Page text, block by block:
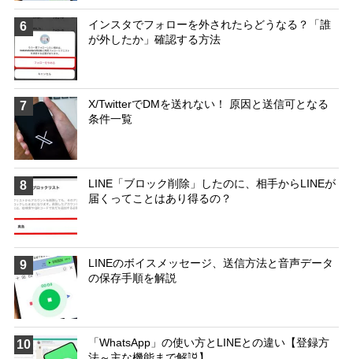
6
インスタでフォローを外されたらどうなる？「誰
が外したか」確認する方法
7
X/TwitterでDMを送れない！ 原因と送信可となる
条件一覧
8
LINE「ブロック削除」したのに、相手からLINEが
届くってことはあり得るの？
9
LINEのボイスメッセージ、送信方法と音声データ
の保存手順を解説
10
「WhatsApp」の使い方とLINEとの違い【登録方